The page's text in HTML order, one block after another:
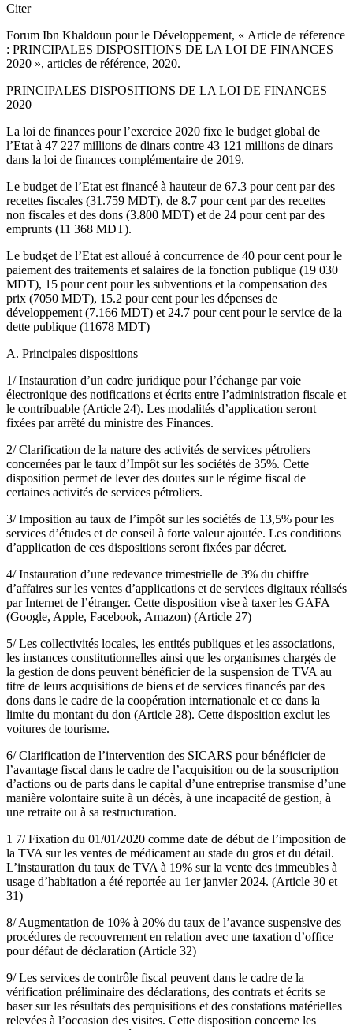
Citer
Forum Ibn Khaldoun pour le Développement, « Article de réference
: PRINCIPALES DISPOSITIONS DE LA LOI DE FINANCES
2020 », articles de référence, 2020.
PRINCIPALES DISPOSITIONS DE LA LOI DE FINANCES
2020
La loi de finances pour l’exercice 2020 fixe le budget global de
l’Etat à 47 227 millions de dinars contre 43 121 millions de dinars
dans la loi de finances complémentaire de 2019.
Le budget de l’Etat est financé à hauteur de 67.3 pour cent par des
recettes fiscales (31.759 MDT), de 8.7 pour cent par des recettes
non fiscales et des dons (3.800 MDT) et de 24 pour cent par des
emprunts (11 368 MDT).
Le budget de l’Etat est alloué à concurrence de 40 pour cent pour le
paiement des traitements et salaires de la fonction publique (19 030
MDT), 15 pour cent pour les subventions et la compensation des
prix (7050 MDT), 15.2 pour cent pour les dépenses de
développement (7.166 MDT) et 24.7 pour cent pour le service de la
dette publique (11678 MDT)
A. Principales dispositions
1/ Instauration d’un cadre juridique pour l’échange par voie
électronique des notifications et écrits entre l’administration fiscale et
le contribuable (Article 24). Les modalités d’application seront
fixées par arrêté du ministre des Finances.
2/ Clarification de la nature des activités de services pétroliers
concernées par le taux d’Impôt sur les sociétés de 35%. Cette
disposition permet de lever des doutes sur le régime fiscal de
certaines activités de services pétroliers.
3/ Imposition au taux de l’impôt sur les sociétés de 13,5% pour les
services d’études et de conseil à forte valeur ajoutée. Les conditions
d’application de ces dispositions seront fixées par décret.
4/ Instauration d’une redevance trimestrielle de 3% du chiffre
d’affaires sur les ventes d’applications et de services digitaux réalisés
par Internet de l’étranger. Cette disposition vise à taxer les GAFA
(Google, Apple, Facebook, Amazon) (Article 27)
5/ Les collectivités locales, les entités publiques et les associations,
les instances constitutionnelles ainsi que les organismes chargés de
la gestion de dons peuvent bénéficier de la suspension de TVA au
titre de leurs acquisitions de biens et de services financés par des
dons dans le cadre de la coopération internationale et ce dans la
limite du montant du don (Article 28). Cette disposition exclut les
voitures de tourisme.
6/ Clarification de l’intervention des SICARS pour bénéficier de
l’avantage fiscal dans le cadre de l’acquisition ou de la souscription
d’actions ou de parts dans le capital d’une entreprise transmise d’une
manière volontaire suite à un décès, à une incapacité de gestion, à
une retraite ou à sa restructuration.
1 7/ Fixation du 01/01/2020 comme date de début de l’imposition de
la TVA sur les ventes de médicament au stade du gros et du détail.
L’instauration du taux de TVA à 19% sur la vente des immeubles à
usage d’habitation a été reportée au 1er janvier 2024. (Article 30 et
31)
8/ Augmentation de 10% à 20% du taux de l’avance suspensive des
procédures de recouvrement en relation avec une taxation d’office
pour défaut de déclaration (Article 32)
9/ Les services de contrôle fiscal peuvent dans le cadre de la
vérification préliminaire des déclarations, des contrats et écrits se
baser sur les résultats des perquisitions et des constations matérielles
relevées à l’occasion des visites. Cette disposition concerne les